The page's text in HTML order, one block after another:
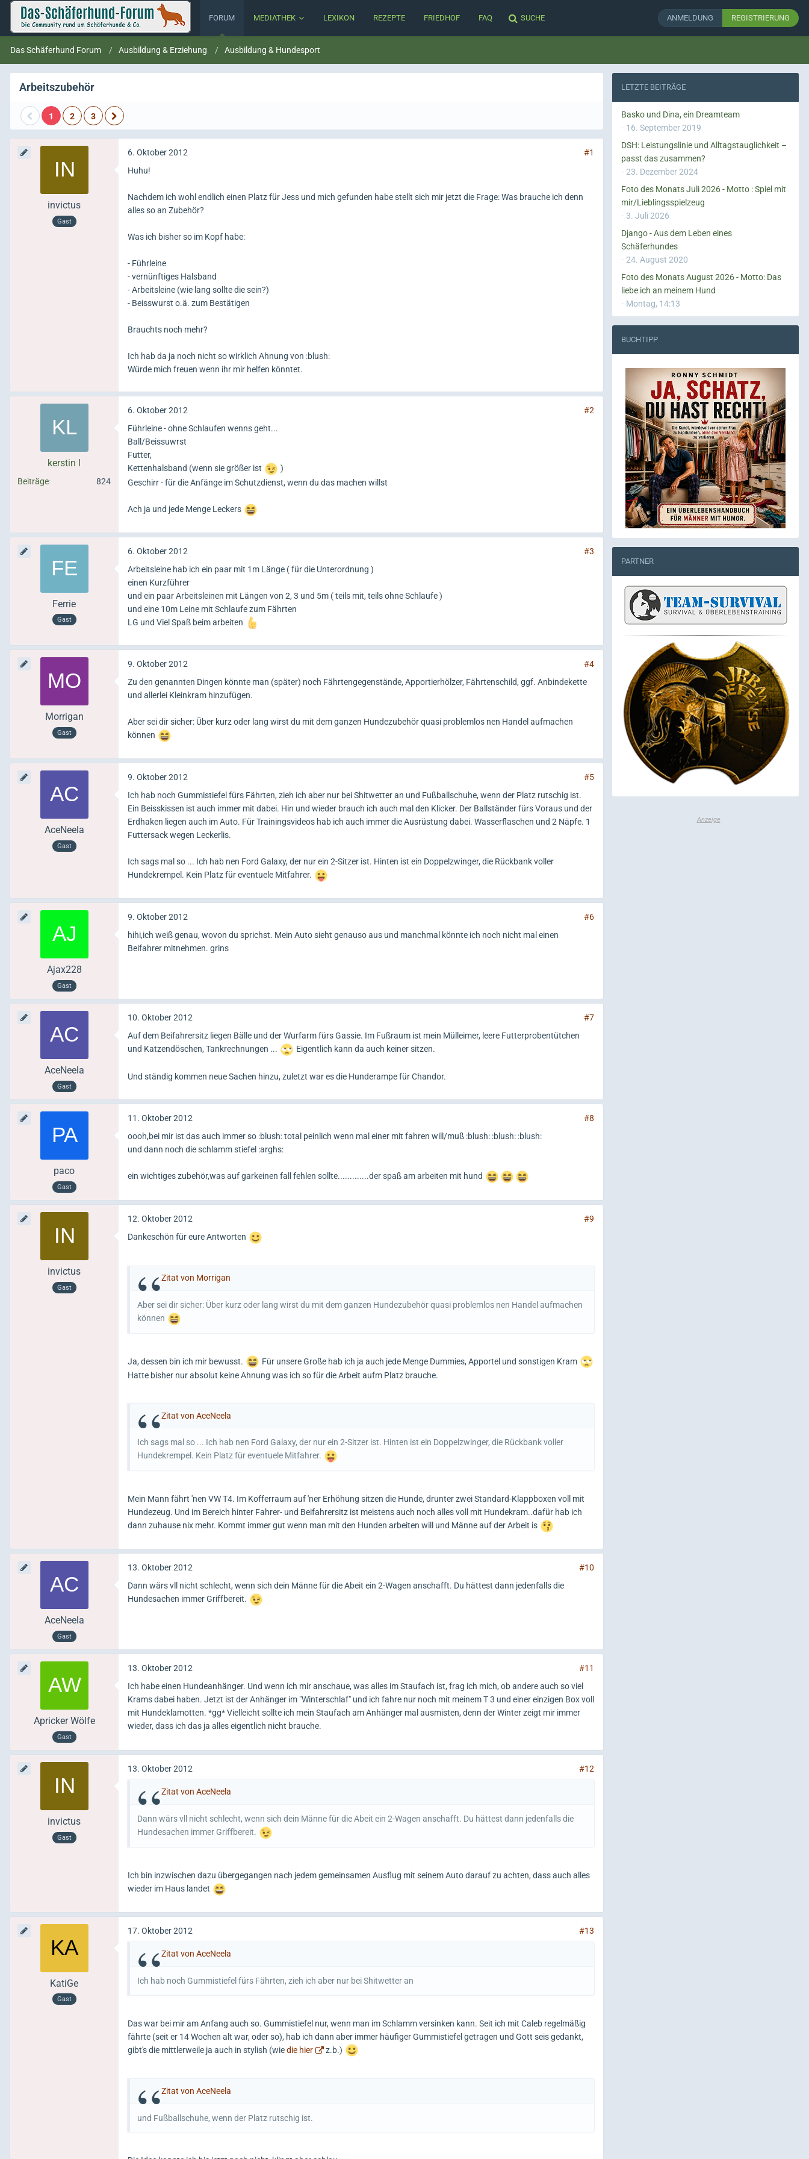
FORUM MEDIATHEK LEXIKON REZEPTE FRIEDHOF FAQ SUCHE ANMELDUNG REGISTRIERUNG
Das Schäferhund Forum Ausbildung & Erziehung Ausbildung & Hundesport
Arbeitszubehör
1 2 3
invictus
Gast
6. Oktober 2012
#1
Huhu!
Nachdem ich wohl endlich einen Platz für Jess und mich gefunden habe stellt sich mir jetzt die Frage: Was brauche ich denn
alles so an Zubehör?
Was ich bisher so im Kopf habe:
- Führleine
- vernünftiges Halsband
- Arbeitsleine (wie lang sollte die sein?)
- Beisswurst o.ä. zum Bestätigen
Brauchts noch mehr?
Ich hab da ja noch nicht so wirklich Ahnung von :blush:
Würde mich freuen wenn ihr mir helfen könntet.
kerstin l
Beiträge 824
6. Oktober 2012
#2
Führleine - ohne Schlaufen wenns geht...
Ball/Beissuwrst
Futter,
Kettenhalsband (wenn sie größer ist
)
Geschirr - für die Anfänge im Schutzdienst, wenn du das machen willst
Ach ja und jede Menge Leckers
Ferrie
Gast
6. Oktober 2012
#3
Arbeitsleine hab ich ein paar mit 1m Länge ( für die Unterordnung )
einen Kurzführer
und ein paar Arbeitsleinen mit Längen von 2, 3 und 5m ( teils mit, teils ohne Schlaufe )
und eine 10m Leine mit Schlaufe zum Fährten
LG und Viel Spaß beim arbeiten
Morrigan
Gast
9. Oktober 2012
#4
Zu den genannten Dingen könnte man (später) noch Fährtengegenstände, Apportierhölzer, Fährtenschild, ggf. Anbindekette
und allerlei Kleinkram hinzufügen.
Aber sei dir sicher: Über kurz oder lang wirst du mit dem ganzen Hundezubehör quasi problemlos nen Handel aufmachen
können
AceNeela
Gast
9. Oktober 2012
#5
Ich hab noch Gummistiefel fürs Fährten, zieh ich aber nur bei Shitwetter an und Fußballschuhe, wenn der Platz rutschig ist.
Ein Beisskissen ist auch immer mit dabei. Hin und wieder brauch ich auch mal den Klicker. Der Ballständer fürs Voraus und der
Erdhaken liegen auch im Auto. Für Trainingsvideos hab ich auch immer die Ausrüstung dabei. Wasserflaschen und 2 Näpfe. 1
Futtersack wegen Leckerlis.
Ich sags mal so ... Ich hab nen Ford Galaxy, der nur ein 2-Sitzer ist. Hinten ist ein Doppelzwinger, die Rückbank voller
Hundekrempel. Kein Platz für eventuele Mitfahrer.
Ajax228
Gast
9. Oktober 2012
#6
hihi,ich weiß genau, wovon du sprichst. Mein Auto sieht genauso aus und manchmal könnte ich noch nicht mal einen
Beifahrer mitnehmen. grins
AceNeela
Gast
10. Oktober 2012
#7
Auf dem Beifahrersitz liegen Bälle und der Wurfarm fürs Gassie. Im Fußraum ist mein Mülleimer, leere Futterprobentütchen
und Katzendöschen, Tankrechnungen ...
Eigentlich kann da auch keiner sitzen.
Und ständig kommen neue Sachen hinzu, zuletzt war es die Hunderampe für Chandor.
paco
Gast
11. Oktober 2012
#8
oooh,bei mir ist das auch immer so :blush: total peinlich wenn mal einer mit fahren will/muß :blush: :blush: :blush:
und dann noch die schlamm stiefel :arghs:
ein wichtiges zubehör,was auf garkeinen fall fehlen sollte.............der spaß am arbeiten mit hund
invictus
Gast
12. Oktober 2012
#9
Dankeschön für eure Antworten
Zitat von Morrigan
Aber sei dir sicher: Über kurz oder lang wirst du mit dem ganzen Hundezubehör quasi problemlos nen Handel aufmachen
können
Ja, dessen bin ich mir bewusst.
Für unsere Große hab ich ja auch jede Menge Dummies, Apportel und sonstigen Kram
Hatte bisher nur absolut keine Ahnung was ich so für die Arbeit aufm Platz brauche.
Zitat von AceNeela
Ich sags mal so ... Ich hab nen Ford Galaxy, der nur ein 2-Sitzer ist. Hinten ist ein Doppelzwinger, die Rückbank voller
Hundekrempel. Kein Platz für eventuele Mitfahrer.
Mein Mann fährt 'nen VW T4. Im Kofferraum auf 'ner Erhöhung sitzen die Hunde, drunter zwei Standard-Klappboxen voll mit
Hundezeug. Und im Bereich hinter Fahrer- und Beifahrersitz ist meistens auch noch alles voll mit Hundekram..dafür hab ich
dann zuhause nix mehr. Kommt immer gut wenn man mit den Hunden arbeiten will und Männe auf der Arbeit is
AceNeela
Gast
13. Oktober 2012
#10
Dann wärs vll nicht schlecht, wenn sich dein Männe für die Abeit ein 2-Wagen anschafft. Du hättest dann jedenfalls die
Hundesachen immer Griffbereit.
Apricker Wölfe
Gast
13. Oktober 2012
#11
Ich habe einen Hundeanhänger. Und wenn ich mir anschaue, was alles im Staufach ist, frag ich mich, ob andere auch so viel
Krams dabei haben. Jetzt ist der Anhänger im "Winterschlaf" und ich fahre nur noch mit meinem T 3 und einer einzigen Box voll
mit Hundeklamotten. *gg* Vielleicht sollte ich mein Staufach am Anhänger mal ausmisten, denn der Winter zeigt mir immer
wieder, dass ich das ja alles eigentlich nicht brauche.
invictus
Gast
13. Oktober 2012 #12
Zitat von AceNeela
Dann wärs vll nicht schlecht, wenn sich dein Männe für die Abeit ein 2-Wagen anschafft. Du hättest dann jedenfalls die
Hundesachen immer Griffbereit.
Ich bin inzwischen dazu übergegangen nach jedem gemeinsamen Ausflug mit seinem Auto darauf zu achten, dass auch alles
wieder im Haus landet
KatiGe
Gast
17. Oktober 2012 #13
Zitat von AceNeela
Ich hab noch Gummistiefel fürs Fährten, zieh ich aber nur bei Shitwetter an
Das war bei mir am Anfang auch so. Gummistiefel nur, wenn man im Schlamm versinken kann. Seit ich mit Caleb regelmäßig
fährte (seit er 14 Wochen alt war, oder so), hab ich dann aber immer häufiger Gummistiefel getragen und Gott seis gedankt,
gibt's die mittlerweile ja auch in stylish (wiedie hier z.b.)
Zitat von AceNeela
und Fußballschuhe, wenn der Platz rutschig ist.
LETZTE BEITRÄGE
Basko und Dina, ein Dreamteam
16. September 2019
DSH: Leistungslinie und Alltagstauglichkeit –
passt das zusammen?
23. Dezember 2024
Foto des Monats Juli 2026 - Motto : Spiel mit
mir/Lieblingsspielzeug
3. Juli 2026
Django - Aus dem Leben eines
Schäferhundes
24. August 2020
Foto des Monats August 2026 - Motto: Das
liebe ich an meinem Hund
Montag, 14:13
BUCHTIPP
PARTNER